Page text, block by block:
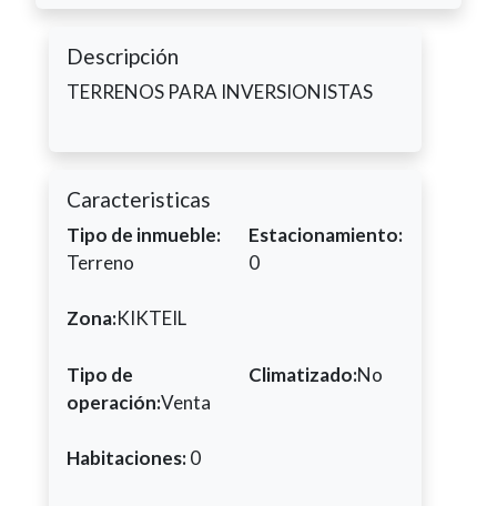
Descripción
TERRENOS PARA INVERSIONISTAS
Caracteristicas
Tipo de inmueble:
Terreno
Estacionamiento:
0
Zona:KIKTEIL
Tipo de
operación:Venta
Climatizado:No
Habitaciones:0